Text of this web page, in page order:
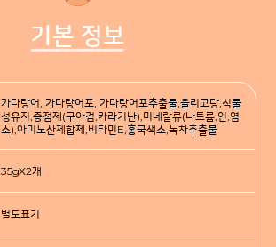
기본 정보
가다랑어, 가다랑어포, 가다랑어포추출물,올리고당,식물
성유지,증점제(구아검,카라기난),미네랄류(나트륨,인,염
소),아미노산제합제,비타민E,홍국색소,녹차추출물
35gX2개
별도표기